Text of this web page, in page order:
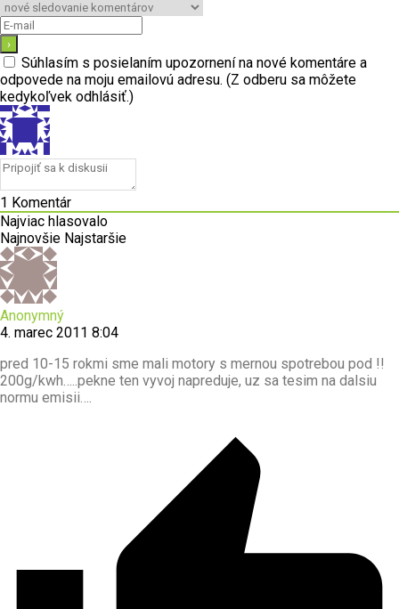
Súhlasím s posielaním upozornení na nové komentáre a
odpovede na moju emailovú adresu. (Z odberu sa môžete
kedykoľvek odhlásiť.)
1 Komentár
Najviac hlasovalo
Najnovšie Najstaršie
Anonymný
4. marec 2011 8:04
pred 10-15 rokmi sme mali motory s mernou spotrebou pod !!
200g/kwh…..pekne ten vyvoj napreduje, uz sa tesim na dalsiu
normu emisii….